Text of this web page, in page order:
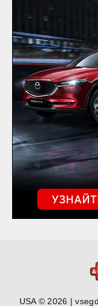
USA © 2026 |